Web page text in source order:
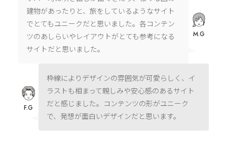
建物があったりと、旅をしているようなサイト
でとてもユニークだと思いました。各コンテン
ツのあしらいやレイアウトがとても参考になる
サイトだと思いました。
M.G
枠線によりデザインの雰囲気が可愛らしく、イ
ラストも相まって親しみや安心感のあるサイト
だと感じました。コンテンツの形がユニーク
で、発想が面白いデザインだと思います。
F.G